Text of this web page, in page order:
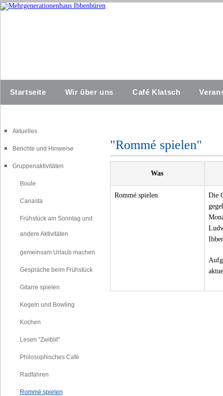
Startseite Wir über uns Café Klatsch
Aktuelles
Berichte und Hinweise
Gruppenaktivitäten
Boule
Canasta
Frühstück am Sonntag und
andere Aktivitäten
gemeinsam Urlaub machen
Gespräche beim Frühstück
Gitarre spielen
Kegeln und Bowling
Kochen
Lesen "Zwiblit"
Philosophisches Café
Radfahren
Rommé spielen
"Rommé spielen"
Was
Rommé spielen
Die